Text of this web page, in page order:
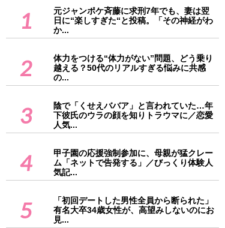
1
元ジャンポケ斉藤に求刑7年でも、妻は翌
日に“楽しすぎた“と投稿。「その神経がわ
か...
2
体力をつける“体力がない”問題、どう乗り
越える？50代のリアルすぎる悩みに共感
の...
3
陰で「くせえババア」と言われていた…年
下彼氏のウラの顔を知りトラウマに／恋愛
人気...
4
甲子園の応援強制参加に、母親が猛クレー
ム「ネットで告発する」／びっくり体験人
気記...
5
「初回デートした男性全員から断られた」
有名大卒34歳女性が、高望みしないのにお
見...